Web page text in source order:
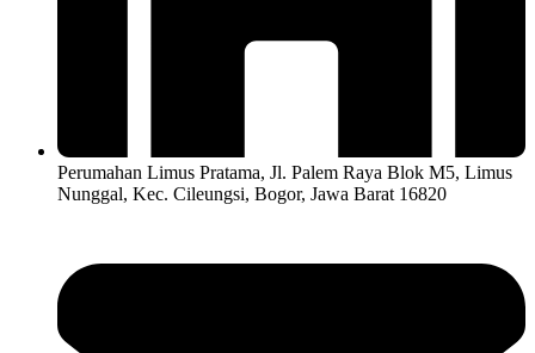
Perumahan Limus Pratama, Jl. Palem Raya Blok M5, Limus
Nunggal, Kec. Cileungsi, Bogor, Jawa Barat 16820